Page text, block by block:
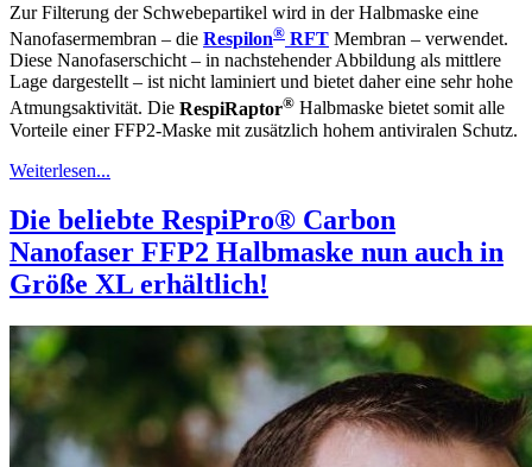
Zur Filterung der Schwebepartikel wird in der Halbmaske eine
Nanofasermembran – die Respilon® RFT Membran – verwendet.
Diese Nanofaserschicht – in nachstehender Abbildung als mittlere
Lage dargestellt – ist nicht laminiert und bietet daher eine sehr hohe
Atmungsaktivität. Die RespiRaptor® Halbmaske bietet somit alle
Vorteile einer FFP2-Maske mit zusätzlich hohem antiviralen Schutz.
Weiterlesen...
Die beliebte RespiPro® Carbon
Nanofaser FFP2 Halbmaske nun auch in
Größe XL erhältlich!